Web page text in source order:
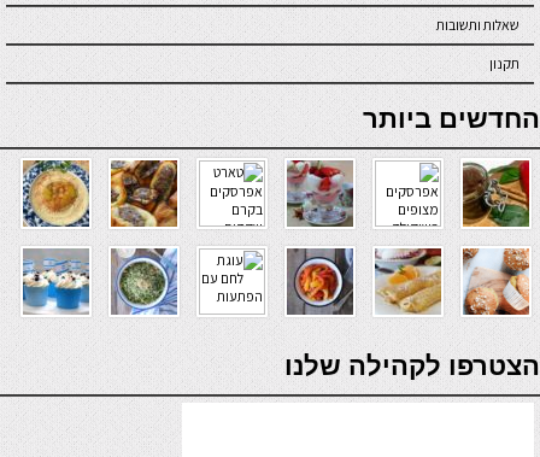
שאלות ותשובות
תקנון
online casino
החדשים ביותר
verde casino
הצטרפו לקהילה שלנו